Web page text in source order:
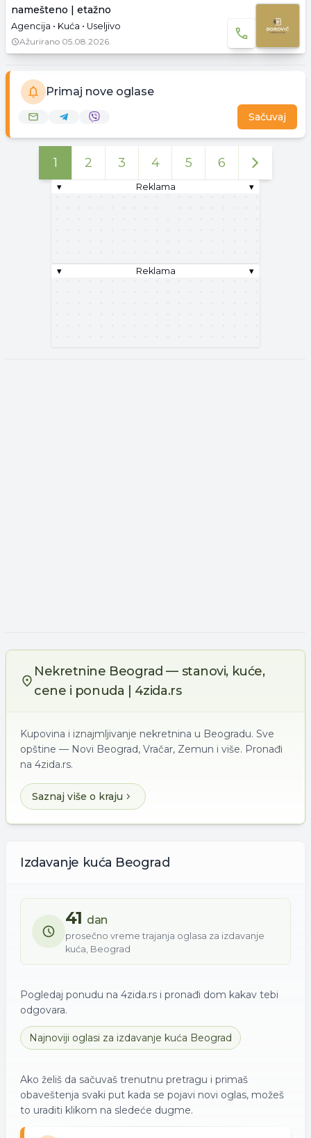
namešteno | etažno
Agencija • Kuća • Useljivo
Ažurirano 05.08.2026.
Primaj nove oglase
Sačuvaj
1 2 3 4 5 6
▾ Reklama ▾
▾ Reklama ▾
Nekretnine Beograd — stanovi, kuće,
cene i ponuda | 4zida.rs
Kupovina i iznajmljivanje nekretnina u Beogradu. Sve
opštine — Novi Beograd, Vračar, Zemun i više. Pronađi
na 4zida.rs.
Saznaj više o kraju
Izdavanje kuća Beograd
41 dan
prosečno vreme trajanja oglasa za izdavanje
kuća, Beograd
Pogledaj ponudu na 4zida.rs i pronađi dom kakav tebi
odgovara.
Najnoviji oglasi za izdavanje kuća Beograd
Ako želiš da sačuvaš trenutnu pretragu i primaš
obaveštenja svaki put kada se pojavi novi oglas, možeš
to uraditi klikom na sledeće dugme.